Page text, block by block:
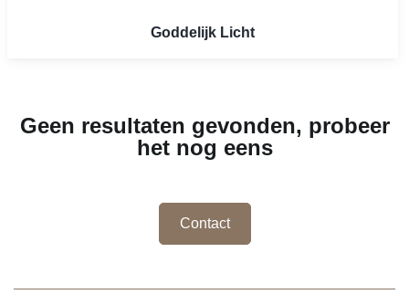
Goddelijk Licht
Geen resultaten gevonden, probeer
het nog eens
Contact